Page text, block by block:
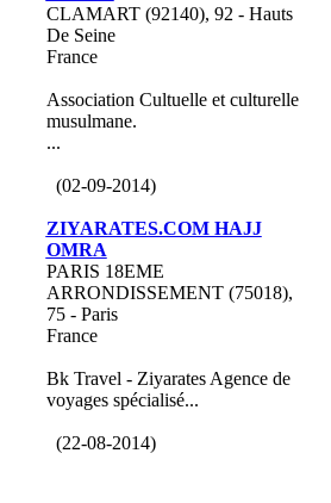
CLAMART (92140), 92 - Hauts
De Seine
France
Association Cultuelle et culturelle
musulmane.
...
(02-09-2014)
ZIYARATES.COM HAJJ
OMRA
PARIS 18EME
ARRONDISSEMENT (75018),
75 - Paris
France
Bk Travel - Ziyarates Agence de
voyages spécialisé...
(22-08-2014)